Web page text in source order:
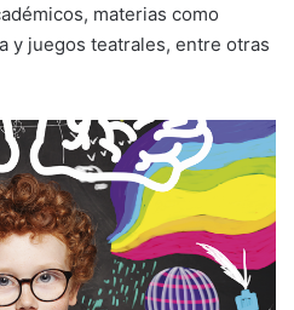
materias como
y juegos teatrales, entre otras